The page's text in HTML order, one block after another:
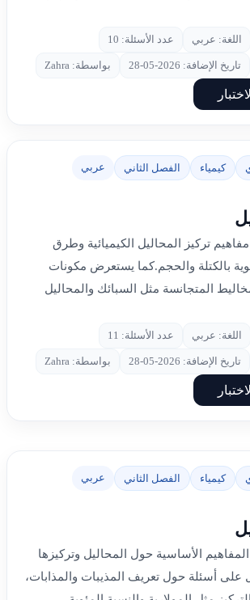
اللغة: عربي عدد الأسئلة: 10
تاريخ الإضافة: 2026-05-28 بواسطة: Zahra
كيمياء الفصل الثاني عربي
مفاهيم تركيز المحاليل الكيميائية وطرق
بالكتلة والحجم.كما يستعرض مكونات
المتجانسة مثل السبائك والمحاليل
اللغة: عربي عدد الأسئلة: 11
تاريخ الإضافة: 2026-05-28 بواسطة: Zahra
كيمياء الفصل الثاني عربي
المفاهيم الأساسية حول المحاليل وتركيزها
على أسئلة حول تعريف المذيبات والمذابات،